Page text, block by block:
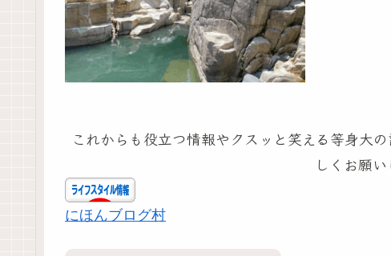
これからも役立つ情報やクスッと笑える等身大
しくお願い
にほんブログ村